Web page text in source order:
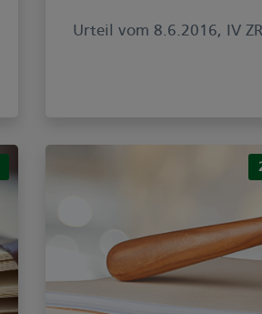
Urteil vom 8.6.2016, IV